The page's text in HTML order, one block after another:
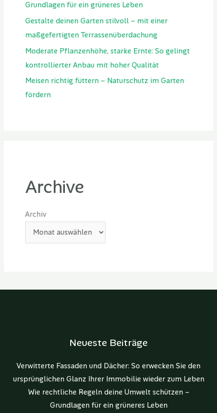
Grundlagen für ein grüneres Leben
Gestalte deinen Garten stilvoll – mit einer
maßgefertigten Terrassenüberdachung
Moderate Pflanzenhöhe, starke Ernte: So gelingt
kontrollierter Anbau mit hoher Qualität
Meisen richtig füttern – Naturschutz im Garten
fördern
Archive
Archiv
Neueste Beiträge
Verwitterte Fassaden und Dächer: So erwecken Sie den
ursprünglichen Glanz Ihrer Immobilie wieder zum Leben
Wie rechtliche Regeln deine Umwelt schützen –
Grundlagen für ein grüneres Leben